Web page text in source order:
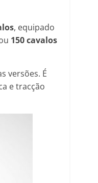
, equipado
150 cavalos
versões. É
e tracção